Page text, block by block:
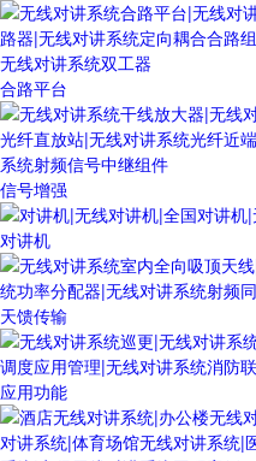
合路平台
信号增强
对讲机
天馈传输
应用功能